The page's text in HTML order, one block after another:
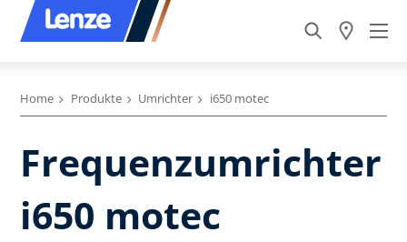
Home Produkte Umrichter i650 motec
Frequenzumrichter
i650 motec